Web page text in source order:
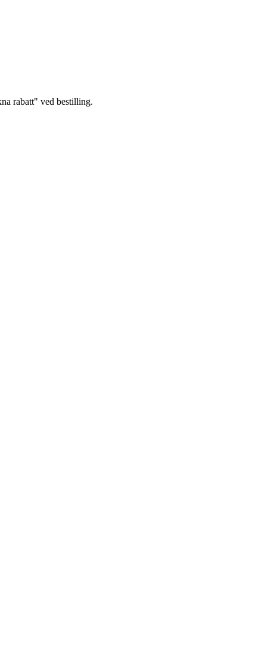
rabatt" ved bestilling.